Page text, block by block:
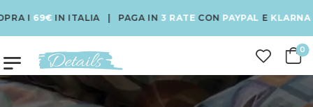
IN ITALIA | PAGA IN3 RATECONPAYPAL EKLARNA| USA
0